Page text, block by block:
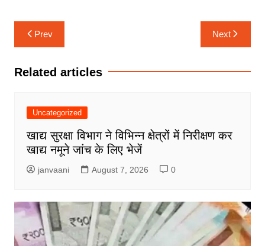
Post
navigation
Prev Next
Related articles
Uncategorized
खाद्य सुरक्षा विभाग ने विभिन्न क्षेत्रों में निरीक्षण कर
खाद्य नमूने जांच के लिए भेजें
janvaani August 7, 2026 0